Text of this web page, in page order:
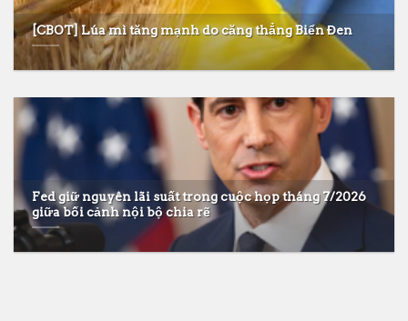
[CBOT] Lúa mì tăng mạnh do căng thẳng Biển Đen
Fed giữ nguyên lãi suất trong cuộc họp tháng 7/2026
giữa bối cảnh nội bộ chia rẽ